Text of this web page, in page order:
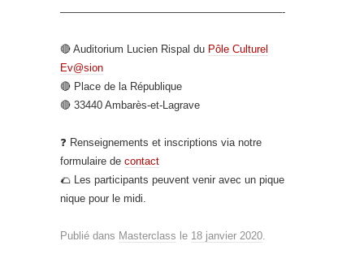
—————————————————————-
🔴 Auditorium Lucien Rispal du Pôle Culturel
Ev@sion
🔴 Place de la République
🔴 33440 Ambarès-et-Lagrave
❓ Renseignements et inscriptions via notre
formulaire de contact
🌮 Les participants peuvent venir avec un pique
nique pour le midi.
Publié dans Masterclass le 18 janvier 2020.